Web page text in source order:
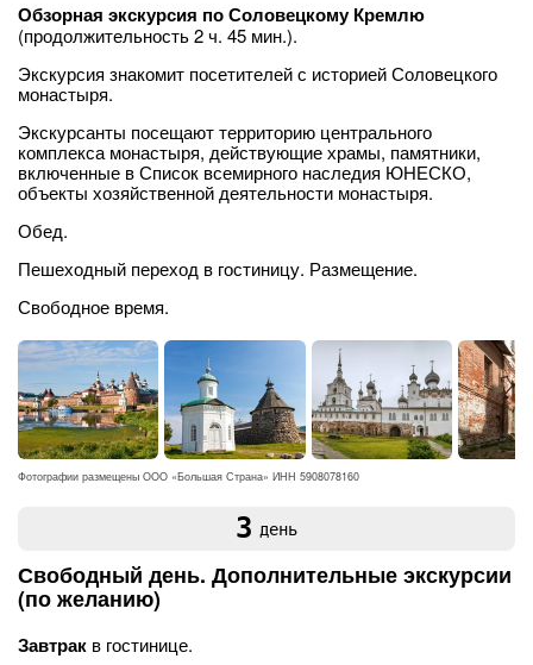
Обзорная экскурсия по Соловецкому Кремлю
(продолжительность 2 ч. 45 мин.).
Экскурсия знакомит посетителей с историей Соловецкого
монастыря.
Экскурсанты посещают территорию центрального
комплекса монастыря, действующие храмы, памятники,
включенные в Список всемирного наследия ЮНЕСКО,
объекты хозяйственной деятельности монастыря.
Обед.
Пешеходный переход в гостиницу. Размещение.
Свободное время.
Фотографии размещены ООО «Большая Страна» ИНН 5908078160
3 день
Свободный день. Дополнительные экскурсии
(по желанию)
Завтрак в гостинице.